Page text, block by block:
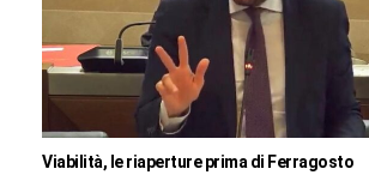
Viabilità, le riaperture prima di Ferragosto